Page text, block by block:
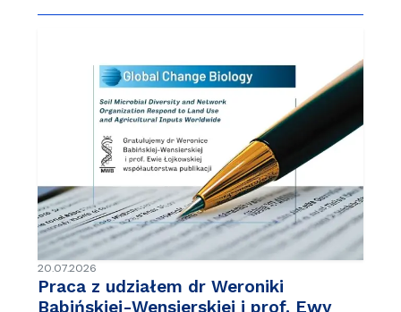
20.07.2026
Praca z udziałem dr Weroniki
Babińskiej-Wensierskiej i prof. Ewy